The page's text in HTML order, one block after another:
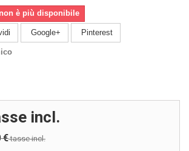
è più disponibile
Google+ Pinterest
incl.
€tasse incl.